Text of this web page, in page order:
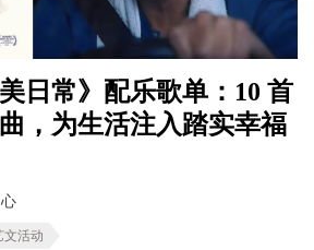
日常》配乐歌单：10 首
，为生活注入踏实幸福
文活动